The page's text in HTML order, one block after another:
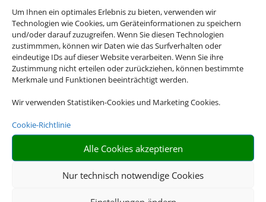
Um Ihnen ein optimales Erlebnis zu bieten, verwenden wir
Technologien wie Cookies, um Geräteinformationen zu speichern
und/oder darauf zuzugreifen. Wenn Sie diesen Technologien
zustimmmen, können wir Daten wie das Surfverhalten oder
eindeutige IDs auf dieser Website verarbeiten. Wenn Sie ihre
Zustimmung nicht erteilen oder zurückziehen, können bestimmte
Merkmale und Funktionen beeinträchtigt werden.
Wir verwenden Statistiken-Cookies und Marketing Cookies.
Cookie-Richtlinie
Alle Cookies akzeptieren
Nur technisch notwendige Cookies